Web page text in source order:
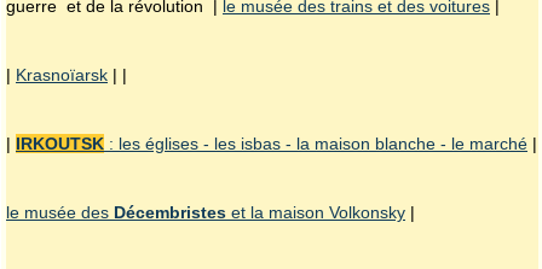
guerre et de la révolution | le musée des trains et des voitures |
| Krasnoïarsk | |
| IRKOUTSK : les églises - les isbas - la maison blanche - le marché |
le musée des Décembristes et la maison Volkonsky |